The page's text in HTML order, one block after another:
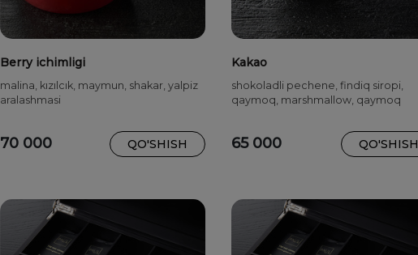
Berry ichimligi
malina, kızılcık, maymun, shakar, yalpiz
aralashmasi
70 000 QO'SHISH
Kakao
shokoladli pechene, findiq siropi,
qaymoq, marshmallow, qaymoq
65 000 QO'SHISH